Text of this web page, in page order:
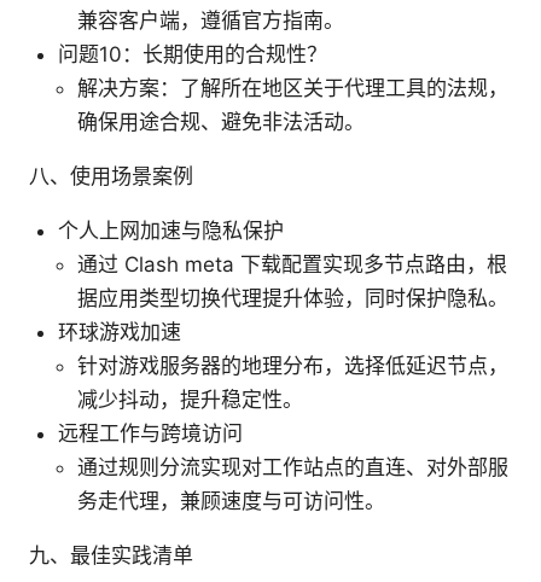
兼容客户端，遵循官方指南。
问题10：长期使用的合规性？
解决方案：了解所在地区关于代理工具的法规，
确保用途合规、避免非法活动。
八、使用场景案例
个人上网加速与隐私保护
通过 Clash meta 下载配置实现多节点路由，根
据应用类型切换代理提升体验，同时保护隐私。
环球游戏加速
针对游戏服务器的地理分布，选择低延迟节点，
减少抖动，提升稳定性。
远程工作与跨境访问
通过规则分流实现对工作站点的直连、对外部服
务走代理，兼顾速度与可访问性。
九、最佳实践清单